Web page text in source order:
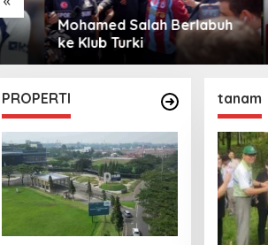
Mohamed Salah Berlabuh
ke Klub Turki
PROPERTI tanam